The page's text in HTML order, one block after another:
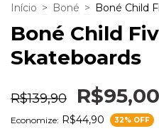
Início > Boné > Boné Child
Boné Child
Skateboards
R$139,90 R$95,00
Economize: R$44,90 32% OFF